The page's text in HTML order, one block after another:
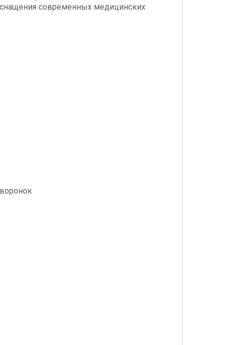
современных медицинских